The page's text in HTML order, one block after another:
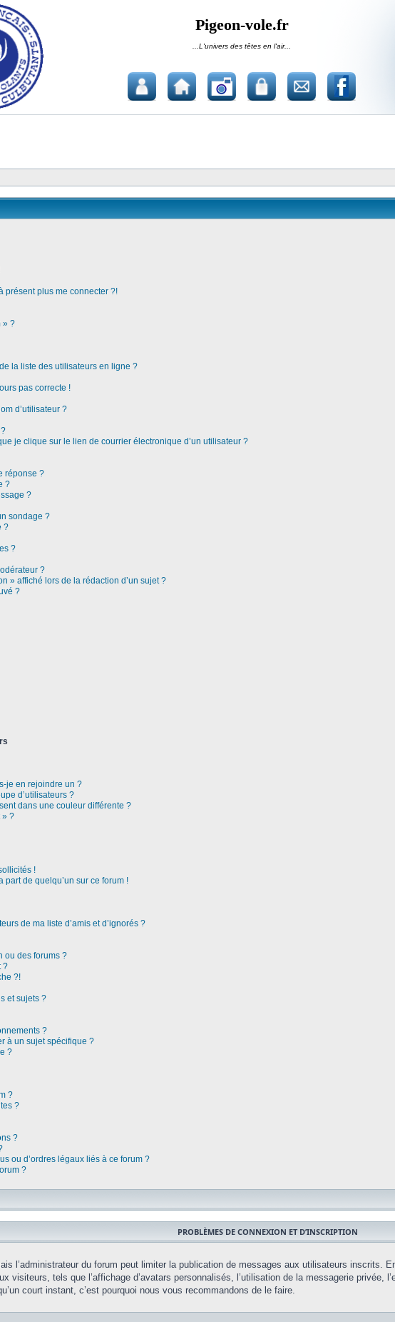
Pigeon-vole.fr
...L'univers des têtes en l'air...
présent plus me connecter ?!
» ?
la liste des utilisateurs en ligne ?
pas correcte !
d’utilisateur ?
je clique sur le lien de courrier électronique d’un utilisateur ?
réponse ?
?
?
sondage ?
?
?
?
» affiché lors de la rédaction d’un sujet ?
?
je en rejoindre un ?
d’utilisateurs ?
dans une couleur différente ?
» ?
!
de quelqu’un sur ce forum !
de ma liste d’amis et d’ignorés ?
ou des forums ?
?
?!
et sujets ?
?
à un sujet spécifique ?
?
?
?
?
ou d’ordres légaux liés à ce forum ?
?
PROBLÈMES DE CONNEXION ET D’INSCRIPTION
l’administrateur du forum peut limiter la publication de messages aux utilisateurs
visiteurs, tels que l’affichage d’avatars personnalisés, l’utilisation de la messagerie privée,
court instant, c’est pourquoi nous vous recommandons de le faire.